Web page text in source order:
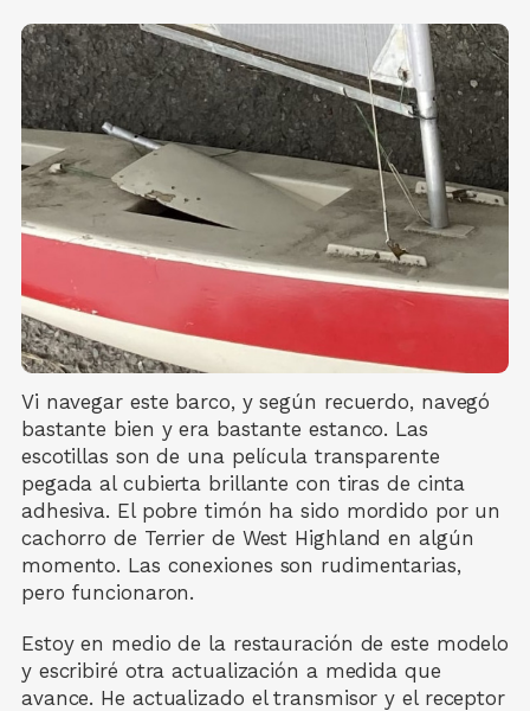
Vi navegar este barco, y según recuerdo, navegó
bastante bien y era bastante estanco. Las
escotillas son de una película transparente
pegada al cubierta brillante con tiras de cinta
adhesiva. El pobre timón ha sido mordido por un
cachorro de Terrier de West Highland en algún
momento. Las conexiones son rudimentarias,
pero funcionaron.
Estoy en medio de la restauración de este modelo
y escribiré otra actualización a medida que
avance. He actualizado el transmisor y el receptor